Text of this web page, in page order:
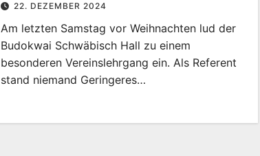
22. DEZEMBER 2024
Am letzten Samstag vor Weihnachten lud der
Budokwai Schwäbisch Hall zu einem
besonderen Vereinslehrgang ein. Als Referent
stand niemand Geringeres…